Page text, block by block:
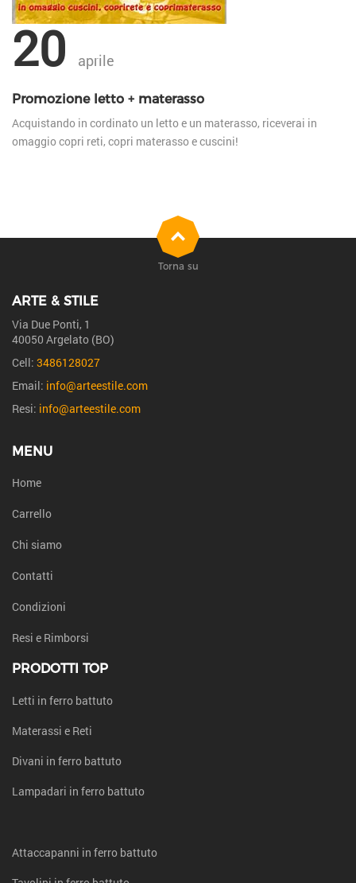
20 aprile
Promozione letto + materasso
Acquistando in cordinato un letto e un materasso, riceverai in
omaggio copri reti, copri materasso e cuscini!
ARTE & STILE
Via Due Ponti, 1
40050 Argelato (BO)
Cell: 3486128027
Email: info@arteestile.com
Resi: info@arteestile.com
MENU
Home
Carrello
Chi siamo
Contatti
Condizioni
Resi e Rimborsi
PRODOTTI TOP
Letti in ferro battuto
Materassi e Reti
Divani in ferro battuto
Lampadari in ferro battuto
Attaccapanni in ferro battuto
Torna su